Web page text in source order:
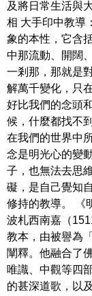
及將日常生活與
相 大手印中教導
象的本性，它含
中那流動、開闊
一剎那，那就是
解萬千變化，只
好比我們的念頭
候，什麼都找不
在我們的世界中
念是明光心的變
子，也無法去思
礙，是自己覺知
修持的教導。 《
波札西南嘉（
教本，由被譽為
闡釋。他融合了
唯識、中觀等四
的甚深道歌，以